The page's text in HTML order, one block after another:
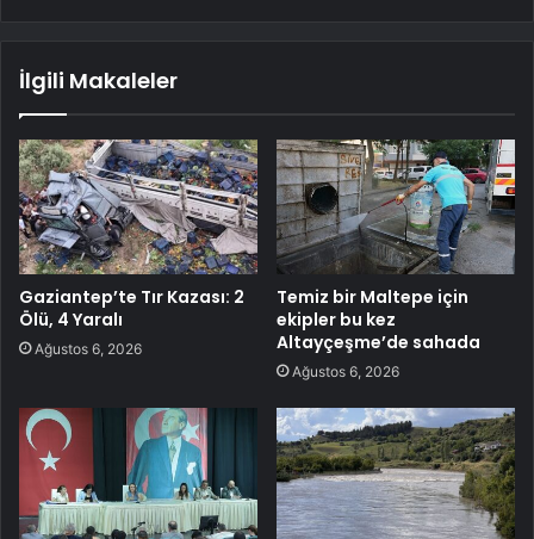
İlgili Makaleler
Gaziantep’te Tır Kazası: 2
Ölü, 4 Yaralı
Ağustos 6, 2026
Temiz bir Maltepe için
ekipler bu kez
Altayçeşme’de sahada
Ağustos 6, 2026